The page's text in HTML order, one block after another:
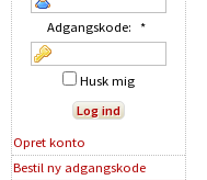
Adgangskode: *
Husk mig
Opret konto
Bestil ny adgangskode